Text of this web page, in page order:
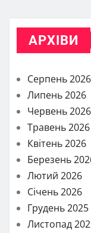
АРХІВИ
Серпень 2026
Липень 2026
Червень 2026
Травень 2026
Квітень 2026
Березень
Лютий 2026
Січень 2026
Грудень 2025
Листопад